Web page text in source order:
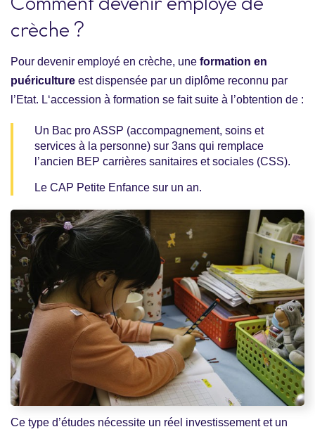
Comment devenir employé de
crèche ?
Pour devenir employé en crèche, une formation en
puériculture est dispensée par un diplôme reconnu par
l’Etat. L‘accession à formation se fait suite à l’obtention de :
Un Bac pro ASSP (accompagnement, soins et
services à la personne) sur 3ans qui remplace
l’ancien BEP carrières sanitaires et sociales (CSS).
Le CAP Petite Enfance sur un an.
Ce type d’études nécessite un réel investissement et un